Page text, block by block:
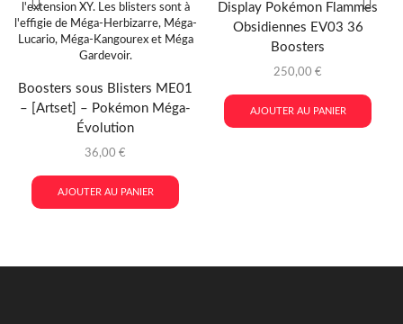
Boosters sous Blisters ME01
– [Artset] – Pokémon Méga-
Évolution
36,00 €
AJOUTER AU PANIER
Display Pokémon Flammes
Obsidiennes EV03 36
Boosters
250,00 €
AJOUTER AU PANIER